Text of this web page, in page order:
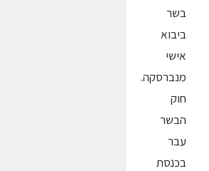
בשר
ביבוא
אישי
מנברסקה.
חוק
הבשר
עבר
בכנסת